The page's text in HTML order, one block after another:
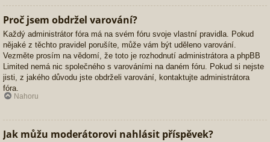
Proč jsem obdržel varování?
Každý administrátor fóra má na svém fóru svoje vlastní pravidla. Pokud
nějaké z těchto pravidel porušíte, může vám být uděleno varování.
Vezměte prosím na vědomí, že toto je rozhodnutí administrátora a phpBB
Limited nemá nic společného s varováními na daném fóru. Pokud si nejste
jisti, z jakého důvodu jste obdrželi varování, kontaktujte administrátora
fóra.
Nahoru
Jak můžu moderátorovi nahlásit příspěvek?